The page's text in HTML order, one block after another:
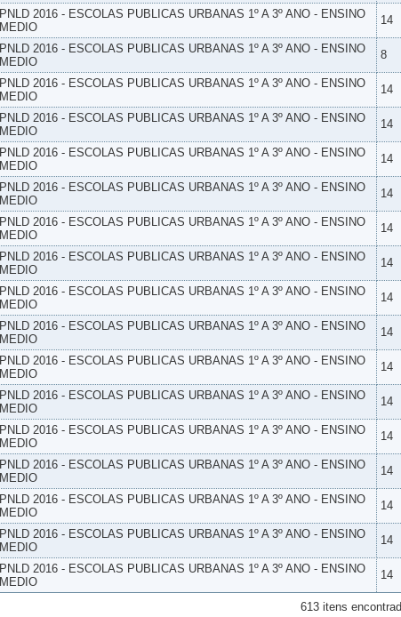
PNLD 2016 - ESCOLAS PUBLICAS URBANAS 1º A 3º ANO - ENSINO
MEDIO
14
PNLD 2016 - ESCOLAS PUBLICAS URBANAS 1º A 3º ANO - ENSINO
MEDIO
8
PNLD 2016 - ESCOLAS PUBLICAS URBANAS 1º A 3º ANO - ENSINO
MEDIO
14
PNLD 2016 - ESCOLAS PUBLICAS URBANAS 1º A 3º ANO - ENSINO
MEDIO
14
PNLD 2016 - ESCOLAS PUBLICAS URBANAS 1º A 3º ANO - ENSINO
MEDIO
14
PNLD 2016 - ESCOLAS PUBLICAS URBANAS 1º A 3º ANO - ENSINO
MEDIO
14
PNLD 2016 - ESCOLAS PUBLICAS URBANAS 1º A 3º ANO - ENSINO
MEDIO
14
PNLD 2016 - ESCOLAS PUBLICAS URBANAS 1º A 3º ANO - ENSINO
MEDIO
14
PNLD 2016 - ESCOLAS PUBLICAS URBANAS 1º A 3º ANO - ENSINO
MEDIO
14
PNLD 2016 - ESCOLAS PUBLICAS URBANAS 1º A 3º ANO - ENSINO
MEDIO
14
PNLD 2016 - ESCOLAS PUBLICAS URBANAS 1º A 3º ANO - ENSINO
MEDIO
14
PNLD 2016 - ESCOLAS PUBLICAS URBANAS 1º A 3º ANO - ENSINO
MEDIO
14
PNLD 2016 - ESCOLAS PUBLICAS URBANAS 1º A 3º ANO - ENSINO
MEDIO
14
PNLD 2016 - ESCOLAS PUBLICAS URBANAS 1º A 3º ANO - ENSINO
MEDIO
14
PNLD 2016 - ESCOLAS PUBLICAS URBANAS 1º A 3º ANO - ENSINO
MEDIO
14
PNLD 2016 - ESCOLAS PUBLICAS URBANAS 1º A 3º ANO - ENSINO
MEDIO
14
PNLD 2016 - ESCOLAS PUBLICAS URBANAS 1º A 3º ANO - ENSINO
MEDIO
14
613 itens